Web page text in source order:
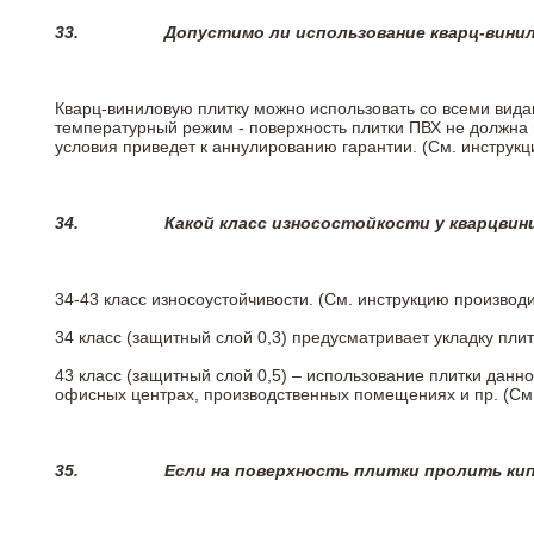
33.Допустимо ли использование кварц-
Кварц-виниловую плитку можно использовать со всеми
температурный режим - поверхность плитки ПВХ не
условия приведет к аннулированию гарантии. (См.
34. Какой класс износостойкости у
34-43 класс износоустойчивости. (См. инструкцию
34 класс (защитный слой 0,3) предусматривает укладку
43 класс (защитный слой 0,5) – использование плитки
офисных центрах, производственных помещениях и пр.
35. Если на поверхность плитки пролить